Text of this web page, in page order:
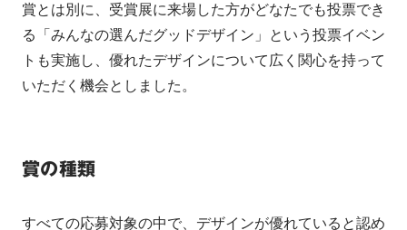
賞とは別に、受賞展に来場した方がどなたでも投票でき
る「みんなの選んだグッドデザイン」という投票イベン
トも実施し、優れたデザインについて広く関心を持って
いただく機会としました。
賞の種類
すべての応募対象の中で、デザインが優れていると認め